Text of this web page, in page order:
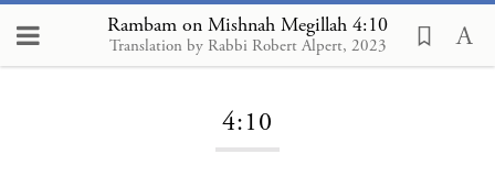
Rambam on Mishnah Megillah 4:10
Translation by Rabbi Robert Alpert, 2023
Loading...
4:10